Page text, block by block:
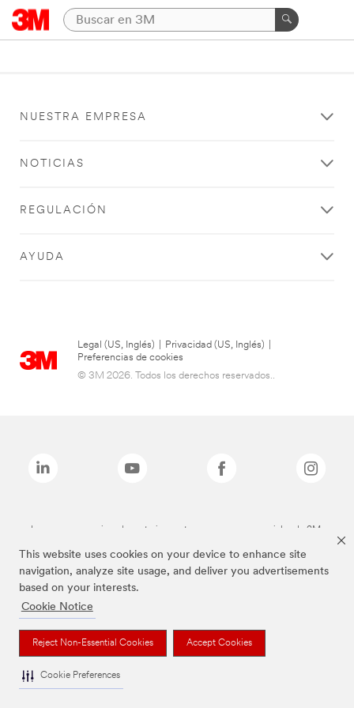
This website uses cookies on your device to enhance site
navigation, analyze site usage, and deliver you advertisements
based on your interests.
Cookie Notice
Reject Non-Essential Cookies Accept Cookies
Cookie Preferences
NUESTRA EMPRESA
NOTICIAS
REGULACIÓN
AYUDA
Legal (US, Inglés) Privacidad (US, Inglés)
Preferencias de cookies
© 3M 2026. Todos los derechos reservados..
Las marcas mencionadas anteriormente son marcas comerciales de 3M.